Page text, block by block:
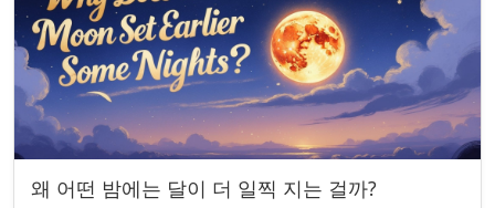
왜 어떤 밤에는 달이 더 일찍 지는 걸까?